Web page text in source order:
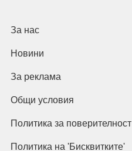
За нас
Новини
За реклама
Общи условия
Политика за поверителност
Политика на 'Бисквитките'